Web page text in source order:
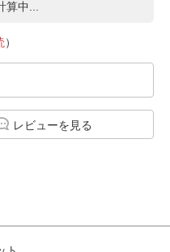
中...
）
レビューを見る